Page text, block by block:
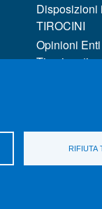
RIFIUTA
Disposizioni
TIROCINI
Opinioni
Tirocinanti
Sedute dei